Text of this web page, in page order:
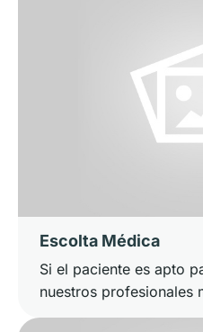
Escolta Médica
Si el paciente es apto
nuestros profesionales
proporcionan los